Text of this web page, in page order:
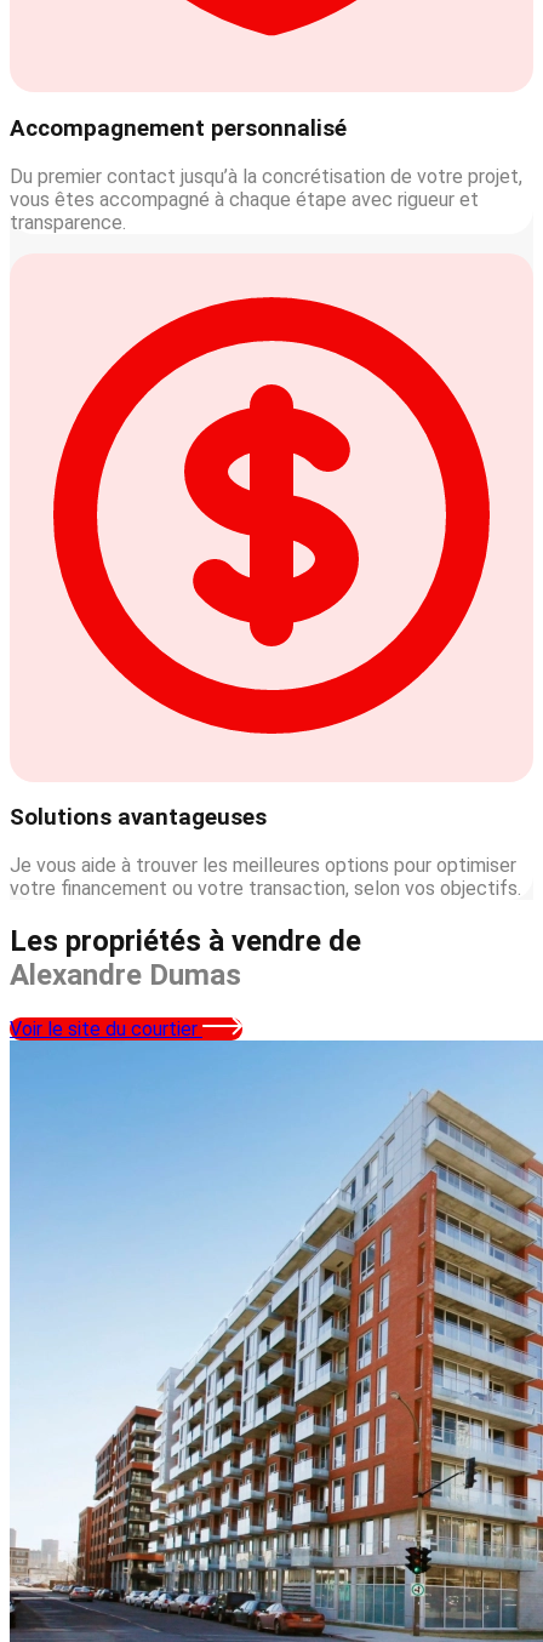
Accompagnement personnalisé
Du premier contact jusqu’à la concrétisation de votre projet,
vous êtes accompagné à chaque étape avec rigueur et
transparence.
Solutions avantageuses
Je vous aide à trouver les meilleures options pour optimiser
votre financement ou votre transaction, selon vos objectifs.
Les propriétés à vendre de
Alexandre Dumas
Voir le site du courtier